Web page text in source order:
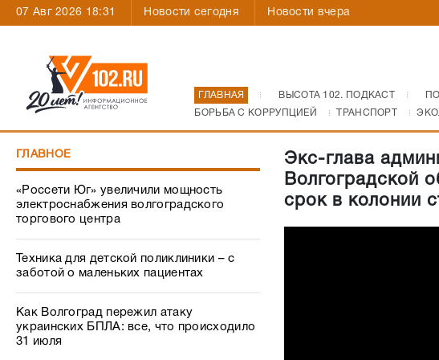
07 Авг 2026 18:31 Новости сегодня Новости вчера
ГЛАВНАЯ ВЫСОТА 102. ПОДКАСТ
БОРЬБА С КОРРУПЦИЕЙ
ТРАНСПОРТ
ГЛАВНОЕ
«Россети Юг» увеличили мощность
электроснабжения волгоградского
торгового центра
Техника для детской поликлиники – с
заботой о маленьких пациентах
Как Волгоград пережил атаку
украинских БПЛА: все, что происходило
31 июля
Экс-глава
Волгоградской
срок в колонии